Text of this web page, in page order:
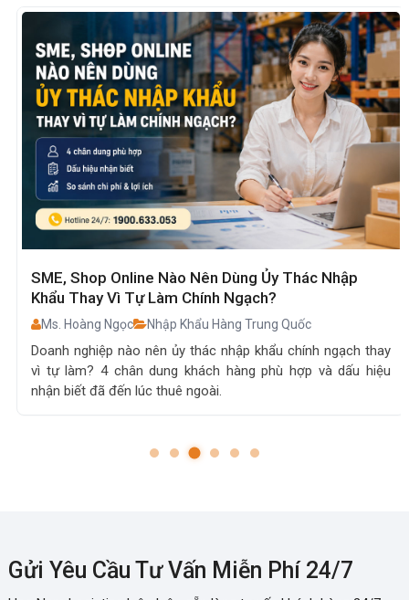
SME, Shop Online Nào Nên Dùng Ủy Thác Nhập
Khẩu Thay Vì Tự Làm Chính Ngạch?
Ms. Hoàng Ngọc Nhập Khẩu Hàng Trung Quốc
Doanh nghiệp nào nên ủy thác nhập khẩu chính ngạch thay
vì tự làm? 4 chân dung khách hàng phù hợp và dấu hiệu
nhận biết đã đến lúc thuê ngoài.
Gửi Yêu Cầu Tư Vấn Miễn Phí 24/7